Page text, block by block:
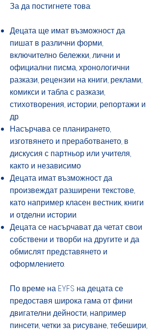
За да постигнете това:
Децата ще имат възможност да
пишат в различни форми,
включително бележки, лични и
официални писма, хронологични
разкази, рецензии на книги, реклами,
комикси и табла с разкази,
стихотворения, истории, репортажи и
др.
Насърчава се планирането,
изготвянето и преработването, в
дискусия с партньор или учителя,
както и независимо
Децата имат възможност да
произвеждат разширени текстове,
като например класен вестник, книги
и отделни истории.
Децата се насърчават да четат свои
собствени и творби на другите и да
обмислят представянето и
оформлението.
По време на EYFS на децата се
предоставя широка гама от фини
двигателни дейности, например
пинсети, четки за рисуване, тебешири,